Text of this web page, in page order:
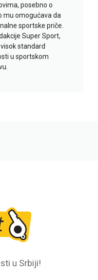
posebno o
mu omogućava da
sportske priče.
Super Sport,
standard
u sportskom
u Srbiji!